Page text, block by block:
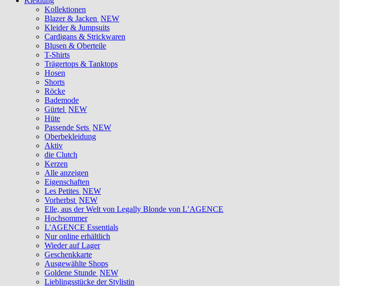
Kollektionen
Blazer & Jacken NEW
Kleider & Jumpsuits
Cardigans & Strickwaren
Blusen & Oberteile
T-Shirts
Trägertops & Tanktops
Hosen
Shorts
Röcke
Bademode
Gürtel NEW
Hüte
Passende Sets NEW
Oberbekleidung
Aktiv
die Clutch
Kerzen
Alle anzeigen
Eigenschaften
Les Petites NEW
Vorherbst NEW
Elle, aus der Welt von Legally Blonde von L’AGENCE
Hochsommer
L'AGENCE Essentials
Nur online erhältlich
Wieder auf Lager
Geschenkkarte
Ausgewählte Shops
Goldene Stunde NEW
Lieblingsstücke der Stylistin